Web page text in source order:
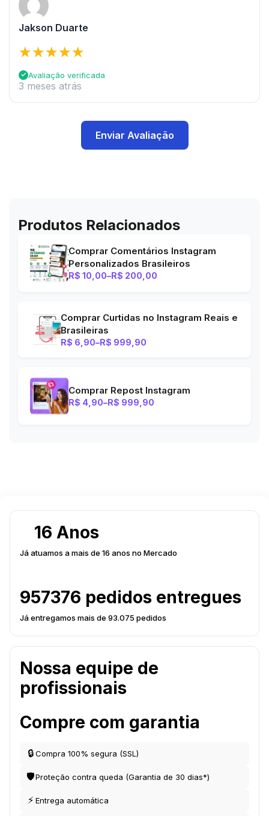
Jakson Duarte
Avaliação verificada
3 meses atrás
Enviar Avaliação
Produtos Relacionados
Comprar Comentários Instagram
Personalizados Brasileiros
R$ 10,00–R$ 200,00
Faixa
R$ 10,00
através
R$ 200,00
Comprar Curtidas no Instagram Reais e
Brasileiras
R$ 6,90–R$ 999,90
Faixa
R$ 6,90
através
R$ 999,90
Comprar Repost Instagram
R$ 4,90–R$ 999,90
Faixa
16 Anos
Já atuamos a mais de 16 anos no Mercado
957376 pedidos entregues
Já entregamos mais de 93.075 pedidos
Nossa equipe de
profissionais
Compre com garantia
🔒Compra 100% segura (SSL)
🛡Proteção contra queda (Garantia de 30 dias*)
⚡Entrega automática